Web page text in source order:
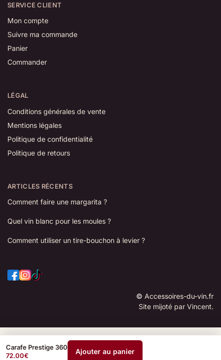
SERVICE CLIENT
Mon compte
Suivre ma commande
Panier
Commander
LÉGAL
Conditions générales de vente
Mentions légales
Politique de confidentialité
Politique de retours
ARTICLES RÉCENTS
Comment faire une margarita ?
Quel vin blanc pour les moules ?
Comment utiliser un tire-bouchon à levier ?
© Accessoires-du-vin.fr
Site mijoté par Vincent.
Carafe Prestige 360
72.00€ Ajouter au panier